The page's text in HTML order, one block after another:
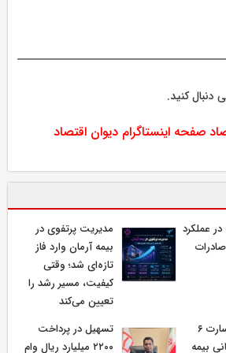
دنبال کنید.
صفحه اینستاگرام دیوان اقتصاد
عملکرد
مدیریت پرتفوی در
بیمه آرمان وارد فاز
تازه‌ای شد؛ وقتی
کیفیت، مسیر رشد را
تعیین می‌کند
پرداخت خسارت ۶
بیمه
تسهیل در پرداخت
۲۲۰۰ میلیارد ریال وام